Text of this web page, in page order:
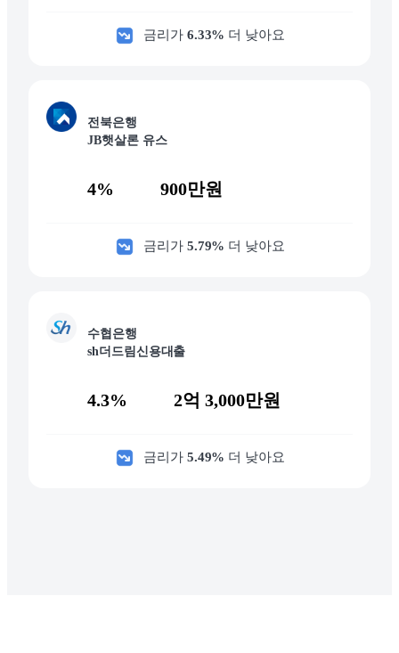
금리가 6.33% 더 낮아요
전북은행
JB햇살론 유스
4% 900만원
금리가 5.79% 더 낮아요
수협은행
sh더드림신용대출
4.3% 2억 3,000만원
금리가 5.49% 더 낮아요